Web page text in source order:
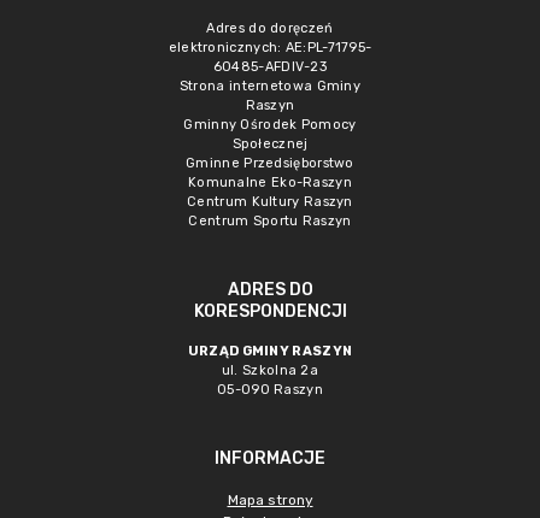
Adres do doręczeń
elektronicznych: AE:PL-71795-
60485-AFDIV-23
Strona internetowa Gminy
Raszyn
Gminny Ośrodek Pomocy
Społecznej
Gminne Przedsięborstwo
Komunalne Eko-Raszyn
Centrum Kultury Raszyn
Centrum Sportu Raszyn
ADRES DO
KORESPONDENCJI
URZĄD GMINY RASZYN
ul. Szkolna 2a
05-090 Raszyn
INFORMACJE
Mapa strony